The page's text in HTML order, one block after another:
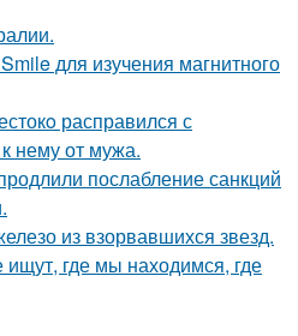
для изучения магнитного
расправился с
нему от мужа.
послабление санкций
из взорвавшихся звезд.
где мы находимся, где